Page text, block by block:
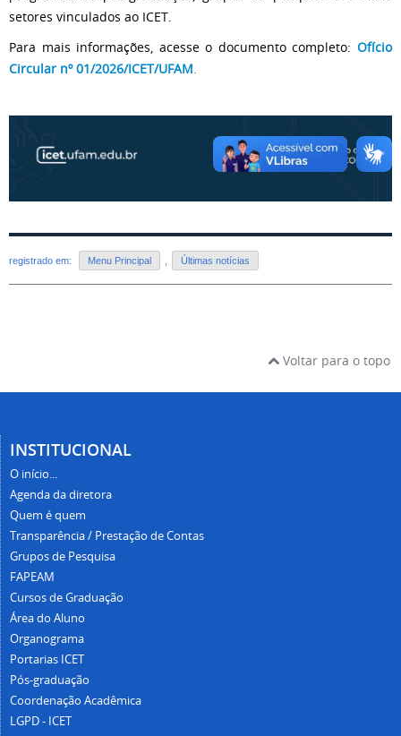
setores vinculados ao ICET.
Para mais informações, acesse o documento completo: Ofício
Circular nº 01/2026/ICET/UFAM.
registrado em: Menu Principal Últimas notícias
Voltar para o topo
INSTITUCIONAL
O início...
Agenda da diretora
Quem é quem
Transparência / Prestação de Contas
Grupos de Pesquisa
FAPEAM
Cursos de Graduação
Área do Aluno
Organograma
Portarias ICET
Pós-graduação
Coordenação Acadêmica
LGPD - ICET